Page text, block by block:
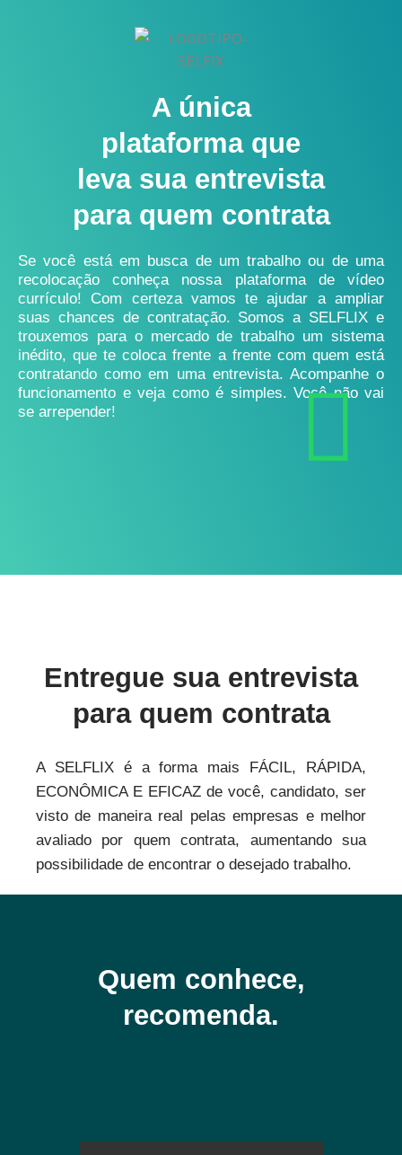
A única
plataforma que
leva sua entrevista
para quem contrata
Se você está em busca de um trabalho ou de uma
recolocação conheça nossa plataforma de vídeo
currículo! Com certeza vamos te ajudar a ampliar
suas chances de contratação. Somos a SELFLIX e
trouxemos para o mercado de trabalho um sistema
inédito, que te coloca frente a frente com quem está
contratando como em uma entrevista. Acompanhe o
funcionamento e veja como é simples. Você não vai
se arrepender!
Entregue sua entrevista
para quem contrata
A SELFLIX é a forma mais FÁCIL, RÁPIDA,
ECONÔMICA E EFICAZ de você, candidato, ser
visto de maneira real pelas empresas e melhor
avaliado por quem contrata, aumentando sua
possibilidade de encontrar o desejado trabalho.
Quem conhece,
recomenda.